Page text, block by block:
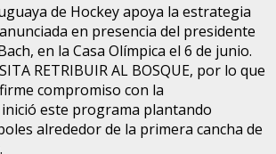
de Hockey apoya la estrategia
en presencia del presidente
en la Casa Olímpica el 6 de junio.
RETRIBUIR AL BOSQUE, por lo que
compromiso con la
este programa plantando
alrededor de la primera cancha de